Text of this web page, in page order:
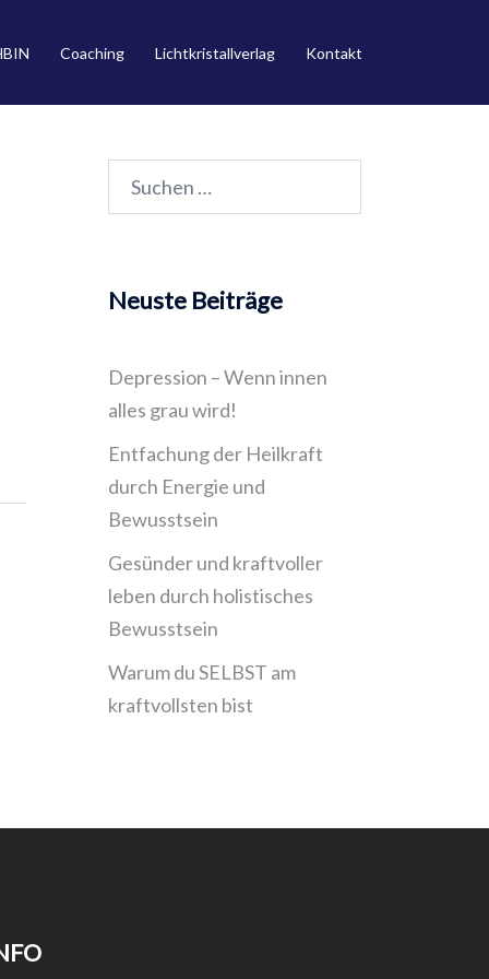
Coaching Lichtkristallverlag Kontakt
Suchen
nach:
Neuste Beiträge
Depression – Wenn innen
alles grau wird!
Entfachung der Heilkraft
durch Energie und
Bewusstsein
Gesünder und kraftvoller
leben durch holistisches
Bewusstsein
Warum du SELBST am
kraftvollsten bist